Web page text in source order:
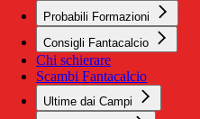
Probabili Formazioni
Consigli Fantacalcio
Chi schierare
Scambi Fantacalcio
Ultime dai Campi